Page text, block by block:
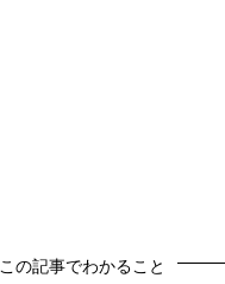
この記事でわかること